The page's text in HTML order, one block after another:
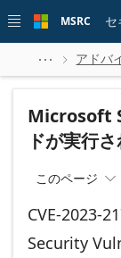
 main
MSRC セ
  アドバ
Microsoft
ドが実行
このページ 
CVE-2023-
Security